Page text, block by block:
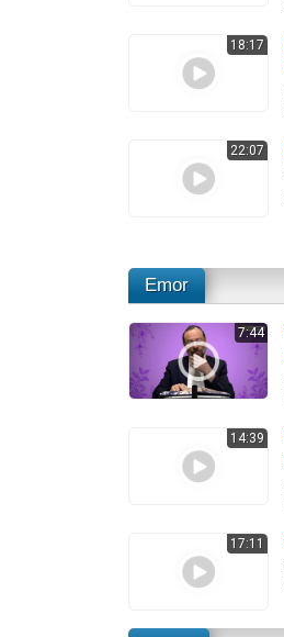
18:17
22:07
Emor
7:44
14:39
17:11